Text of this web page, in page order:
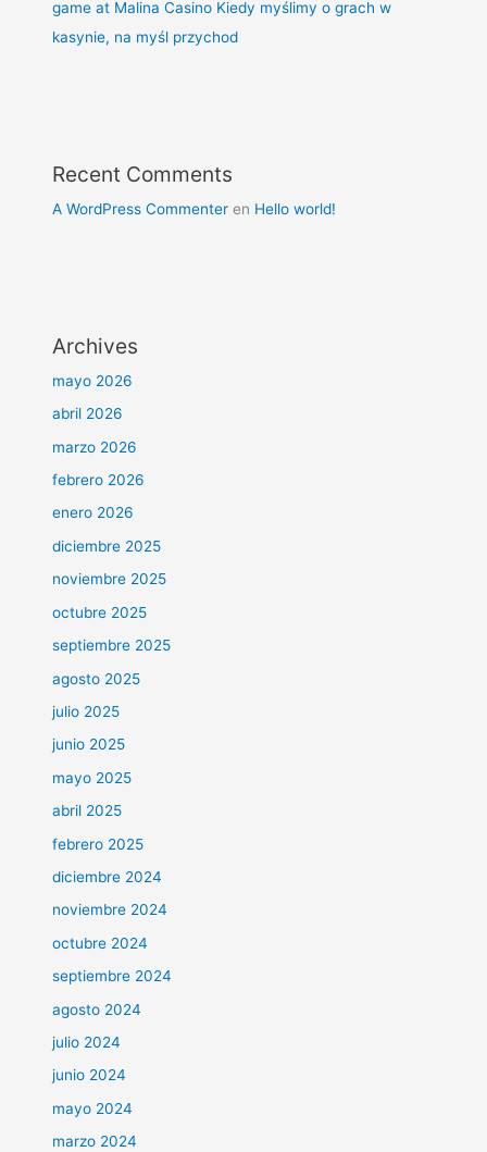
game at Malina Casino Kiedy myślimy o grach w
kasynie, na myśl przychod
Recent Comments
A WordPress Commenter en Hello world!
Archives
mayo 2026
abril 2026
marzo 2026
febrero 2026
enero 2026
diciembre 2025
noviembre 2025
octubre 2025
septiembre 2025
agosto 2025
julio 2025
junio 2025
mayo 2025
abril 2025
febrero 2025
diciembre 2024
noviembre 2024
octubre 2024
septiembre 2024
agosto 2024
julio 2024
junio 2024
mayo 2024
marzo 2024